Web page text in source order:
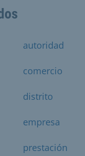
autoridad
comercio
distrito
empresa
prestación